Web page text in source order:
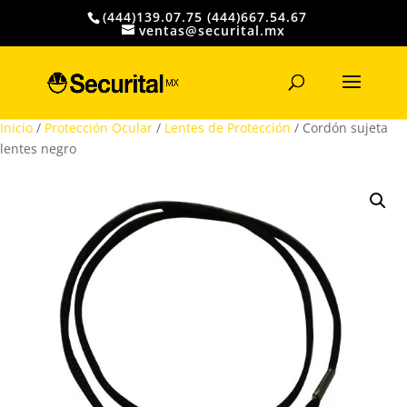
(444)139.07.75 (444)667.54.67
ventas@securital.mx
productos
Inicio / Protección Ocular / Lentes de Protección / Cordón sujeta
lentes negro